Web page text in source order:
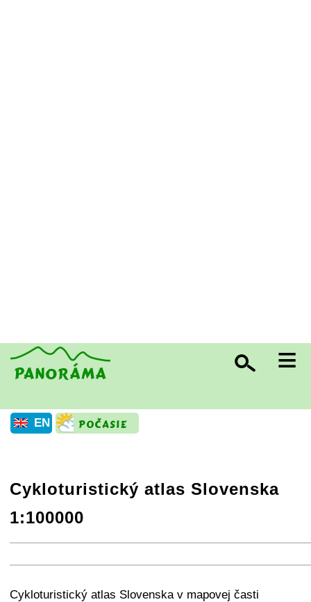
≡
EN
Cykloturistický atlas Slovenska
1:100000
+ −
⛶
+
− ⛶
Cykloturistický atlas Slovenska v mapovej časti